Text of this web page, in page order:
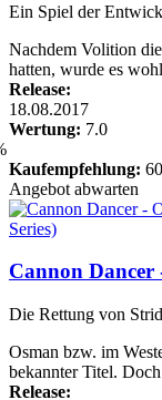
Ein Spiel der
Nachdem Volition
hatten, wurde es
Release:
18.08.2017
Wertung: 7.0
Kaufempfehlung:
Angebot abwarten
Cannon Dancer
Die Rettung von
Osman bzw. im
bekannter Titel.
Release: